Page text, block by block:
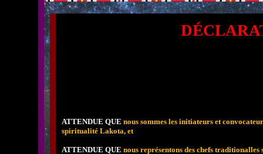
ATTENDUE QUE nous sommes les initiateurs et
spiritualité Lakota, et
ATTENDUE QUE nous représentons des chefs